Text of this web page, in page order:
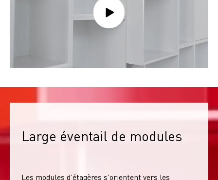
Large éventail de modules
Les modules d'étagères s'orientent vers les